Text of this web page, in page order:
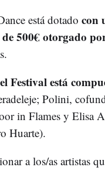
está dotado con
500€ otorgado
Festival está
Polini,
in Flames y Elisa
Huarte).
a los/as artistas